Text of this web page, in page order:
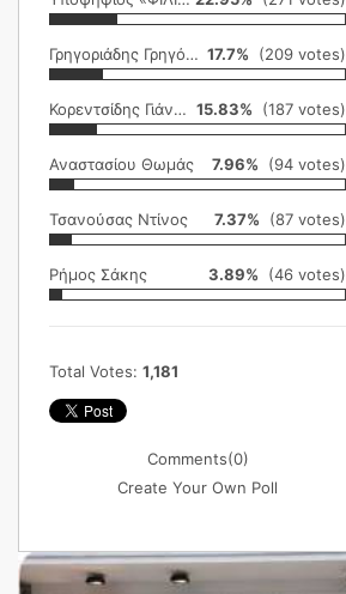
Γρηγοριάδης Γρηγόρης 17.7% (209 votes)
Κορεντσίδης Γιάννης 15.83% (187 votes)
Αναστασίου Θωμάς 7.96% (94 votes)
Τσανούσας Ντίνος 7.37% (87 votes)
Ρήμος Σάκης 3.89% (46 votes)
Total Votes: 1,181
Comments(0)
Create Your Own Poll